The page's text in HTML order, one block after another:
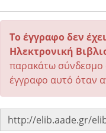
Το έγγραφο δεν
Ηλεκτρονική
παρακάτω σύνδεσμο
έγγραφο αυτό όταν